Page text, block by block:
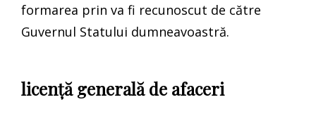
formarea prin va fi recunoscut de către
Guvernul Statului dumneavoastră.
licență generală de afaceri